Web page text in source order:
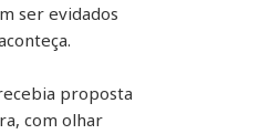
ser evidados
proposta
com olhar